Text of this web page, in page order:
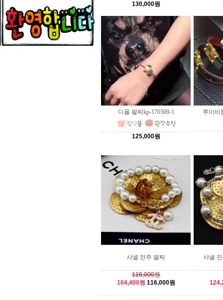
130,000원
디올 팔찌kp-170309-1
125,000원
루이비
샤넬 진주 팔찌
116,000원
104,400원 116,000원
샤넬